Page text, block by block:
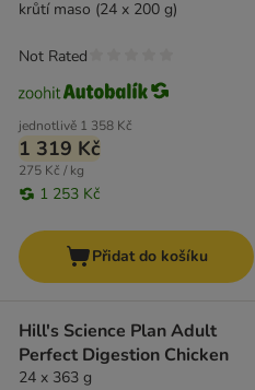
krůtí maso (24 x 200 g)
jednotlivě 1 358 Kč
1 319 Kč
275 Kč / kg
1 253 Kč
Not Rated
Přidat do košíku
Hill's Science Plan Adult
Perfect Digestion Chicken
24 x 363 g